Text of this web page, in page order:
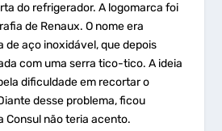
do refrigerador. A logomarca foi
de Renaux. O nome era
de aço inoxidável, que depois
com uma serra tico-tico. A ideia
dificuldade em recortar o
desse problema, ficou
Consul não teria acento.